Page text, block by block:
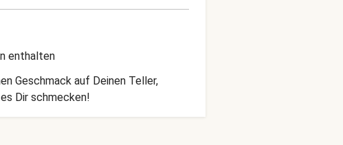
enthalten
Geschmack auf Deinen Teller,
Dir schmecken!